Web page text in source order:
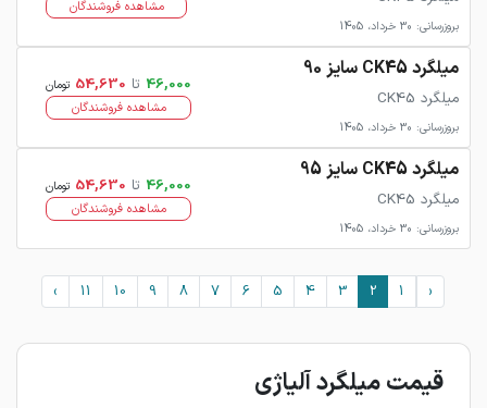
بروزرسانی: 30 خرداد، 1405
مشاهده فروشندگان
میلگرد CK45 سایز 90
میلگرد CK45
بروزرسانی: 30 خرداد، 1405
46,000 تا 54,630 تومان
مشاهده فروشندگان
میلگرد CK45 سایز 95
میلگرد CK45
بروزرسانی: 30 خرداد، 1405
46,000 تا 54,630 تومان
مشاهده فروشندگان
‹
1
2
3
4
5
6
7
8
9
10
11
›
قیمت میلگرد آلیاژی